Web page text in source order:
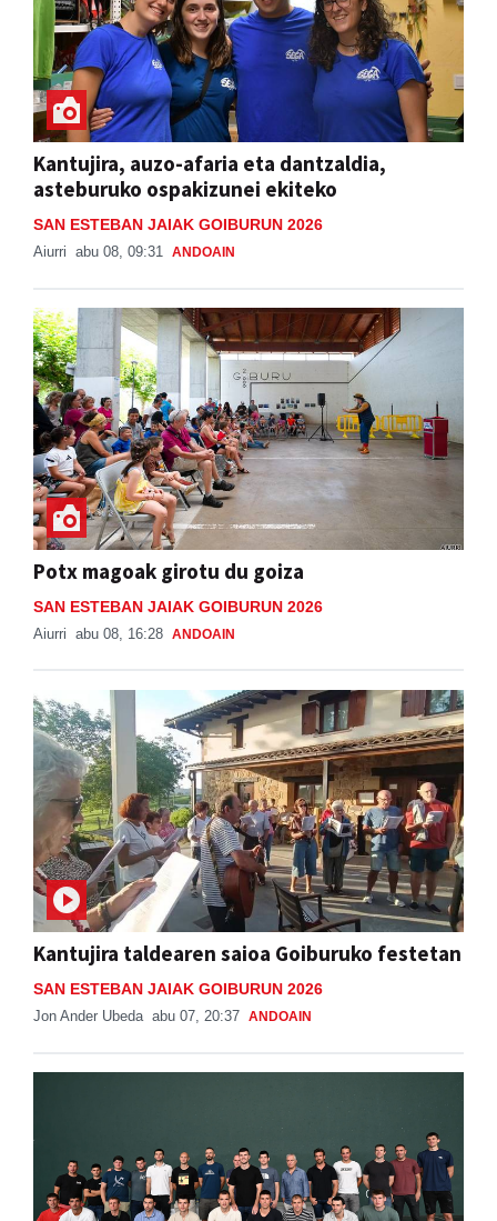
Kantujira, auzo-afaria eta dantzaldia,
asteburuko ospakizunei ekiteko
SAN ESTEBAN JAIAK GOIBURUN 2026
Aiurri abu 08, 09:31 ANDOAIN
Potx magoak girotu du goiza
SAN ESTEBAN JAIAK GOIBURUN 2026
Aiurri abu 08, 16:28 ANDOAIN
Kantujira taldearen saioa Goiburuko festetan
SAN ESTEBAN JAIAK GOIBURUN 2026
Jon Ander Ubeda abu 07, 20:37 ANDOAIN